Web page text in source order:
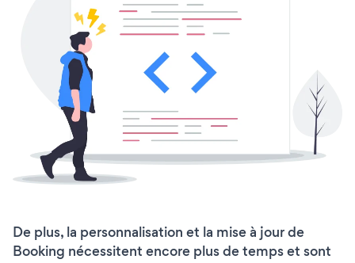
De plus, la personnalisation et la mise à jour de
Booking nécessitent encore plus de temps et sont